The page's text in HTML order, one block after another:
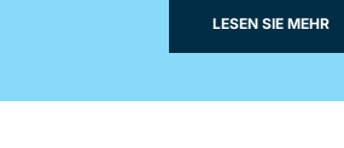
LESEN SIE MEHR